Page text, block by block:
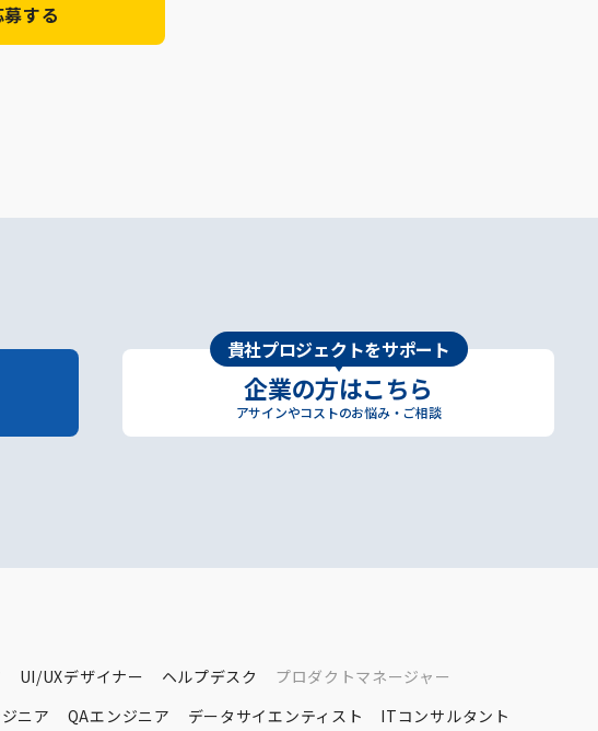
募する
貴社プロジェクトをサポート
企業の方はこちら
アサインやコストのお悩み・ご相談
UI/UXデザイナー ヘルプデスク
プロダクトマネージャー
ニア
QAエンジニア データサイエンティスト
ITコンサルタント